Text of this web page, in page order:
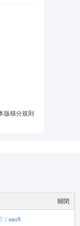
版積分規則
關閉
：ons9
潼LINE：ons9